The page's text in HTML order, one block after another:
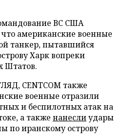
ВС США
что американские военные
танкер, пытавшийся
Харк вопреки
Штатов.
CENTCOM также
военные отразили
и беспилотных атак на
а также нанеслиудары
по иранскому острову